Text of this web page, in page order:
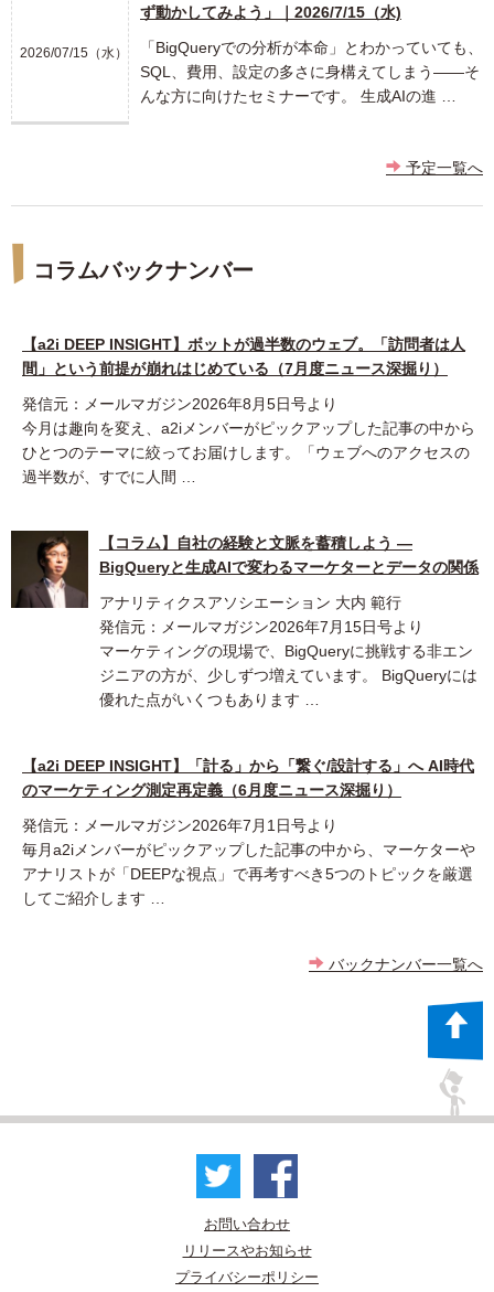
2026/07/15（水）
ず動かしてみよう」｜2026/7/15（水)
「BigQueryでの分析が本命」とわかっていても、
SQL、費用、設定の多さに身構えてしまう――そ
んな方に向けたセミナーです。 生成AIの進 …
予定一覧へ
コラムバックナンバー
【a2i DEEP INSIGHT】ボットが過半数のウェブ。「訪問者は人
間」という前提が崩れはじめている（7月度ニュース深掘り）
発信元：メールマガジン2026年8月5日号より
今月は趣向を変え、a2iメンバーがピックアップした記事の中から
ひとつのテーマに絞ってお届けします。「ウェブへのアクセスの
過半数が、すでに人間 …
【コラム】自社の経験と文脈を蓄積しよう ―
BigQueryと生成AIで変わるマーケターとデータの関係
アナリティクスアソシエーション 大内 範行
発信元：メールマガジン2026年7月15日号より
マーケティングの現場で、BigQueryに挑戦する非エン
ジニアの方が、少しずつ増えています。 BigQueryには
優れた点がいくつもあります …
【a2i DEEP INSIGHT】「計る」から「繋ぐ/設計する」へ AI時代
のマーケティング測定再定義（6月度ニュース深掘り）
発信元：メールマガジン2026年7月1日号より
毎月a2iメンバーがピックアップした記事の中から、マーケターや
アナリストが「DEEPな視点」で再考すべき5つのトピックを厳選
してご紹介します …
バックナンバー一覧へ
お問い合わせ
リリースやお知らせ
プライバシーポリシー